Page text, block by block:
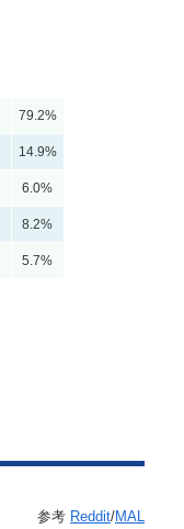
79.2%
14.9%
6.0%
8.2%
5.7%
参考 Reddit/MAL